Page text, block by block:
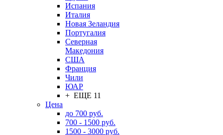
Испания
Италия
Новая Зеландия
Португалия
Северная
Македония
США
Франция
Чили
ЮАР
+ ЕЩЕ 11
Цена
до 700 руб.
700 - 1500 руб.
1500 - 3000 руб.